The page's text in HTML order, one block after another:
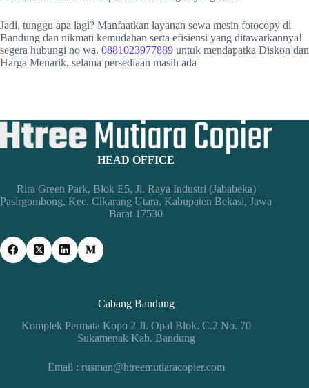
Jadi, tunggu apa lagi? Manfaatkan layanan sewa mesin fotocopy di
Bandung dan nikmati kemudahan serta efisiensi yang ditawarkannya!
segera hubungi no wa. 0881023977889 untuk mendapatka Diskon dan
Harga Menarik, selama persediaan masih ada
HEAD OFFICE
Rira Green Park, Blok E5, Jl. Raya Industri (Jababeka)
Pasirgombong, Kec. Cikarang Utara, Kabupaten Bekasi, Jawa
Barat 17530
Cabang Bandung
Komplek Permata Kopo 2 Jl. Opal Blok. C.2 No. 70
Sukamenak Kab. Bandung
Email : rusman@htreemutiaracopier.com